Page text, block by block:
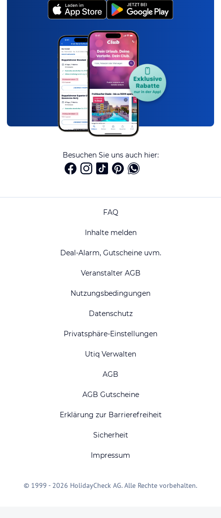
Besuchen Sie uns auch hier:
FAQ
Inhalte melden
Deal-Alarm, Gutscheine uvm.
Veranstalter AGB
Nutzungsbedingungen
Datenschutz
Privatsphäre-Einstellungen
Utiq Verwalten
AGB
AGB Gutscheine
Erklärung zur Barrierefreiheit
Sicherheit
Impressum
© 1999 - 2026 HolidayCheck AG. Alle Rechte vorbehalten.